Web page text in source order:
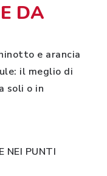
DA
e arancia
il meglio di
soli o in
NEI PUNTI